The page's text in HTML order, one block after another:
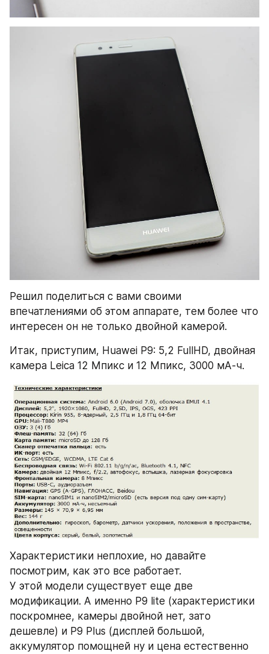
Решил поделиться с вами своими
впечатлениями об этом аппарате, тем более что
интересен он не только двойной камерой.
Итак, приступим, Huawei P9: 5,2 FullHD, двойная
камера Leica 12 Мпикс и 12 Мпикс, 3000 мА-ч.
Характеристики неплохие, но давайте
посмотрим, как это все работает.
У этой модели существует еще две
модификации. А именно P9 lite (характеристики
поскромнее, камеры двойной нет, зато
дешевле) и P9 Plus (дисплей большой,
аккумулятор помощней ну и цена естественно